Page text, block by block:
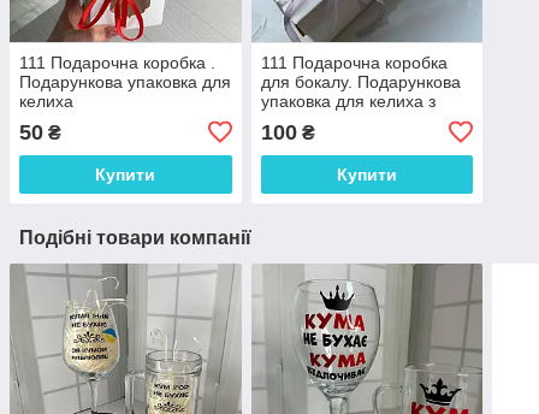
111 Подарочна коробка .
Подарункова упаковка для
келиха
50 ₴
Купити
111 Подарочна коробка
для бокалу. Подарункова
упаковка для келиха з
100₴
Купити
Подібні товари компанії